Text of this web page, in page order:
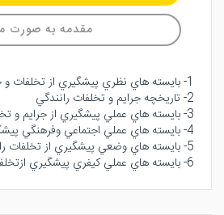
مقدمه به صورت
1- بايسته هاي نظري پيشگيري از تخلفات و جرايم رانندگي
2- تاريخچه جرايم و تخلفات رانندگي
3- بايسته هاي عملي پيشگيري از جرايم و تخلفات رانندگي
4- بايسته‏ هاي عملي اجتماعي وفرهنگي پيشگيري ازتخلفات رانندگي
5- بايسته هاي وضعي پيشگيري از تخلفات رانندگي
6- بايسته هاي عملي كيفري پيشگيري ازتخلفات رانندگي